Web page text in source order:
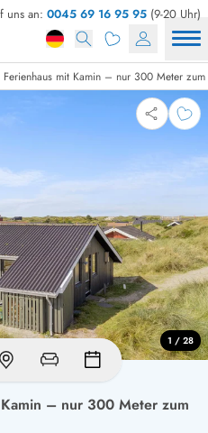
uns an: 0045 69 16 95 95 (9-20 Uhr)
Ferienhaus mit Kamin – nur 300 Meter
– nur 300 Meter zum
1 / 28